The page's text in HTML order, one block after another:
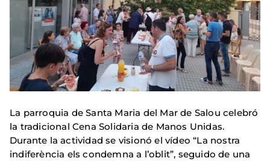
La parroquia de Santa Maria del Mar de Salou celebró
la tradicional Cena Solidaria de Manos Unidas.
Durante la actividad se visionó el vídeo “La nostra
indiferència els condemna a l’oblit”, seguido de una